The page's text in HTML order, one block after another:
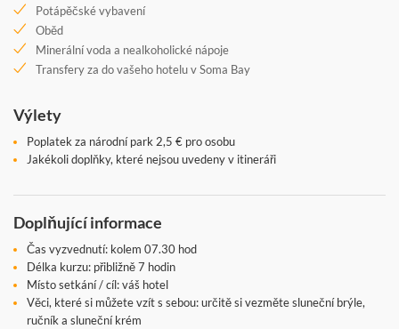
Potápěčské vybavení
Oběd
Minerální voda a nealkoholické nápoje
Transfery za do vašeho hotelu v Soma Bay
Výlety
Poplatek za národní park 2,5 € pro osobu
Jakékoli doplňky, které nejsou uvedeny v itineráři
Doplňující informace
Čas vyzvednutí: kolem 07.30 hod
Délka kurzu: přibližně 7 hodin
Místo setkání / cíl: váš hotel
Věci, které si můžete vzít s sebou: určitě si vezměte sluneční brýle,
ručník a sluneční krém